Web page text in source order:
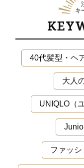
キ
40代髪型・ヘ
大人
UNIQLO（
ファッ